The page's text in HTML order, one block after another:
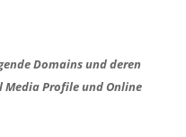
Domains und deren
Media Profile und Online